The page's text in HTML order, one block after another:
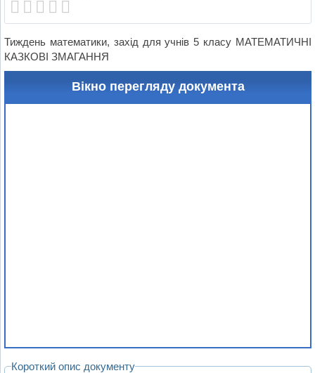
Тиждень математики, захід для учнів 5 класу МАТЕМАТИЧНІ
КАЗКОВІ ЗМАГАННЯ
Вікно перегляду документа
Короткий опис документу